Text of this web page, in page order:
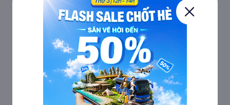
Tivi ốp trần nét cứng, đầu HD tích hợp nhiều chương trình
giải trí hấp dẫn. Trong phòng có tai nghe, có đèn đọc sách
nhiều chế độ sáng, wifi tốc độ cao. Tại mỗi giường nằm đều
có thiết kế ổ cắm sạc đa năng nguồn điện 220v cực tiện lợi.
Hành khách có thể sạc điện thoại, sạc laptop, sạc ipad nếu
Ưu điểm
Xe giường nằm đôi đi Phú Yên từ Hà Tiên - Kiên Giang này
phù hợp cho các cặp đôi hoặc gia đình có bé nhỏ vì diện